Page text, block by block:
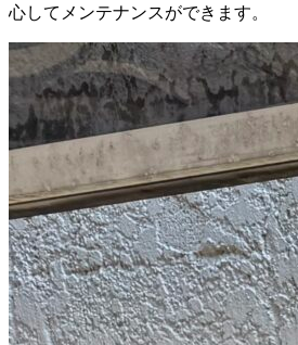
心してメンテナンスができます。